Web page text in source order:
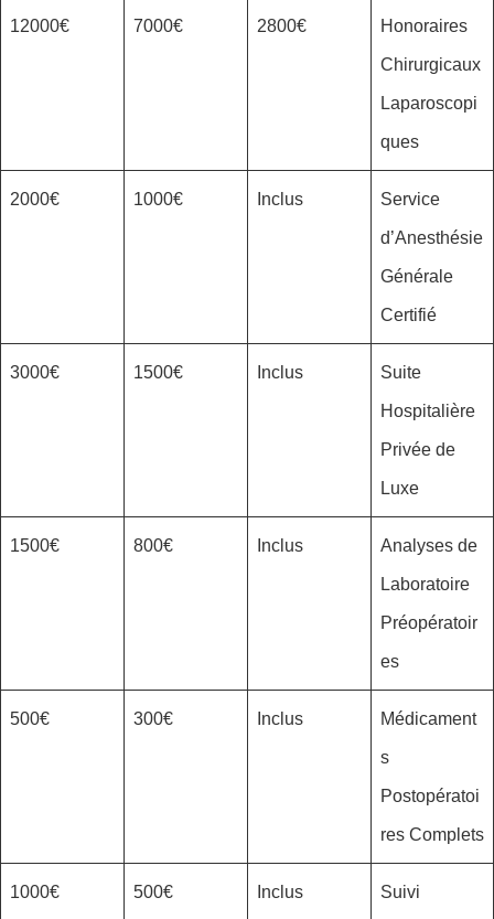
Honoraires
Chirurgicaux
Laparoscopi
ques
2800€
7000€
12000€
Service
d’Anesthésie
Générale
Certifié
Inclus
1000€
2000€
Suite
Hospitalière
Privée de
Luxe
Inclus
1500€
3000€
Analyses de
Laboratoire
Préopératoir
es
Inclus
800€
1500€
Médicament
s
Postopératoi
res Complets
Inclus
300€
500€
Suivi
Inclus
500€
1000€